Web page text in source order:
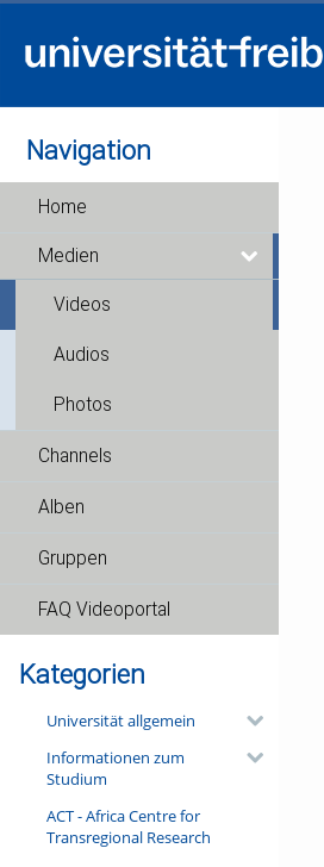
Navigation
Home
Medien
Videos
Audios
Photos
Channels
Alben
Gruppen
FAQ Videoportal
Kategorien
Universität allgemein
Informationen zum
Studium
ACT - Africa Centre for
Transregional Research